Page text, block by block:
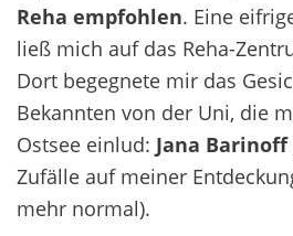
Reha empfohlen. Eine
ließ mich auf das Reha-
Dort begegnete mir das
Bekannten von der Uni, die
Ostsee einlud: Jana Barinoff
Zufälle auf meiner
mehr normal).